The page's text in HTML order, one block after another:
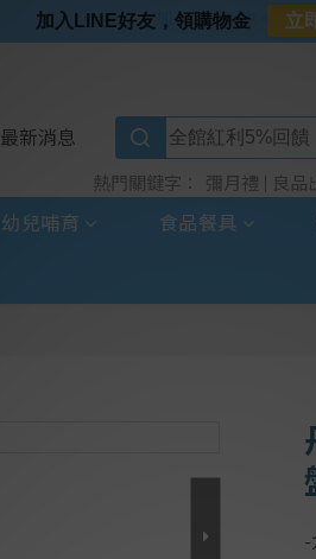
⭐加入LINE好友⭐
⭐超取選全家⭐滿$888贈霜淇淋
最新消息
熱門關鍵字： 彌月禮 良品
幼兒哺育 食品餐具
-
加入LINE好友，領購物金 立